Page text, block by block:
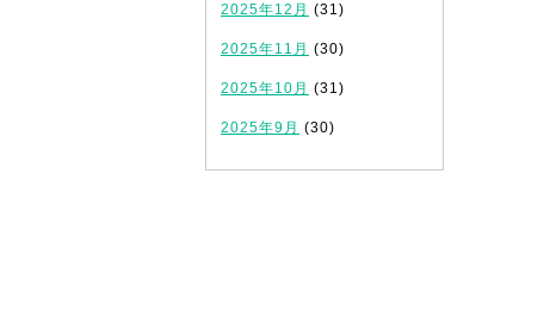
2025年12月 (31)
2025年11月 (30)
2025年10月 (31)
2025年9月 (30)